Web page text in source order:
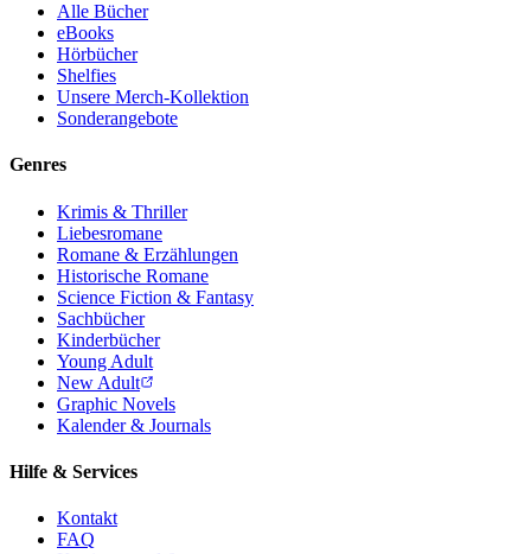
Alle Bücher
eBooks
Hörbücher
Shelfies
Unsere Merch-Kollektion
Sonderangebote
Genres
Krimis & Thriller
Liebesromane
Romane & Erzählungen
Historische Romane
Science Fiction & Fantasy
Sachbücher
Kinderbücher
Young Adult
New Adult
Graphic Novels
Kalender & Journals
Hilfe & Services
Kontakt
FAQ